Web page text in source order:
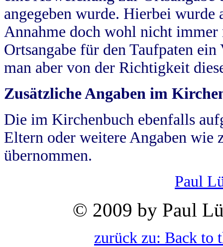
angegeben wurde. Hierbei wurde
Annahme doch wohl nicht
Ortsangabe für den Taufpaten
man aber von der Richtigkeit
Zusätzliche Angaben im
Die im Kirchenbuch ebenfalls
Eltern oder weitere Angaben wie
übernommen.
Paul
© 2009 by Paul
zurück zu: Back to